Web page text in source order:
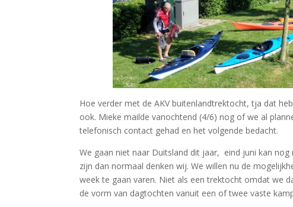
Hoe verder met de AKV buitenlandtrektocht, tja dat
ook. Mieke mailde vanochtend (4/6) nog of we al
telefonisch contact gehad en het volgende bedacht.
We gaan niet naar Duitsland dit jaar, eind juni kan
zijn dan normaal denken wij. We willen nu de
week te gaan varen. Niet als een trektocht omdat we
de vorm van dagtochten vanuit een of twee vaste